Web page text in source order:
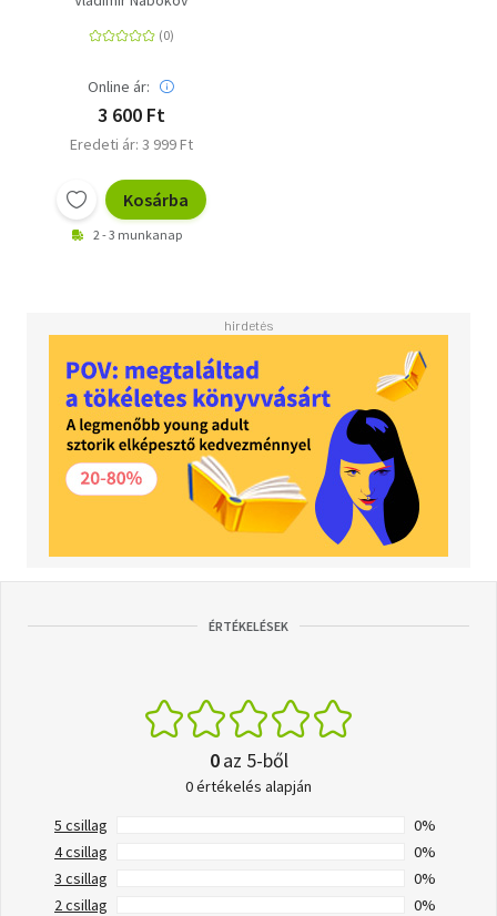
Online ár:
3 600 Ft
Eredeti ár: 3 999 Ft
Kosárba
2 - 3 munkanap
ÉRTÉKELÉSEK
0az 5-ből
0 értékelés alapján
5 csillag
0%
4 csillag
0%
3 csillag
0%
2 csillag
0%